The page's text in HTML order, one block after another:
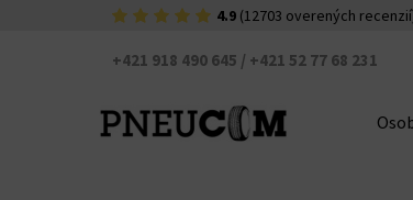
4.9 (12703 overených
+421 918 490 645 / +421 52 77 68 231